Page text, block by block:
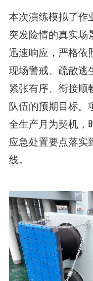
本次演练模拟了作
突发险情的真实场
迅速响应，严格依
现场警戒、疏散逃
紧张有序、衔接顺
队伍的预期目标。
全生产月为契机，
应急处置要点落实
线。